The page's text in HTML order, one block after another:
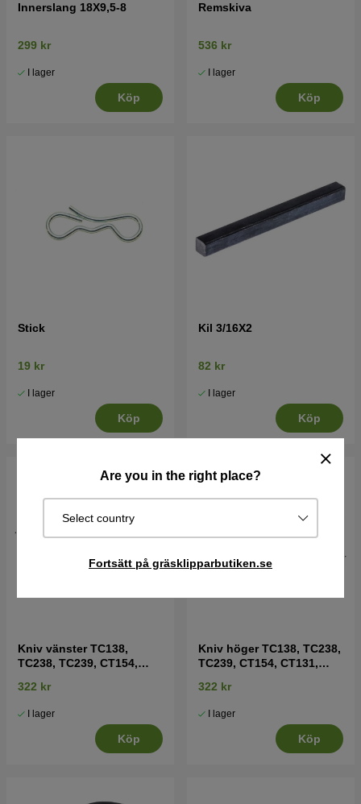
Are you in the right place?
Select country
Fortsätt på gräsklipparbutiken.se
Innerslang 18X9,5-8
299 kr
I lager
Köp
Remskiva
536 kr
I lager
Köp
Stick
19 kr
I lager
Köp
Kil 3/16X2
82 kr
I lager
Köp
Kniv vänster TC138,
TC238, TC239, CT154,
322 kr
I lager
Köp
Kniv höger TC138, TC238,
TC239, CT154, CT131,
322 kr
I lager
Köp